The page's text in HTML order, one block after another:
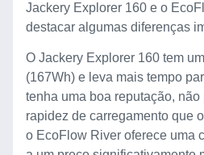
Jackery Explorer 160 e o
destacar algumas diferenças
O Jackery Explorer 160 tem
(167Wh) e leva mais tempo
tenha uma boa reputação,
rapidez de carregamento que
o EcoFlow River oferece uma